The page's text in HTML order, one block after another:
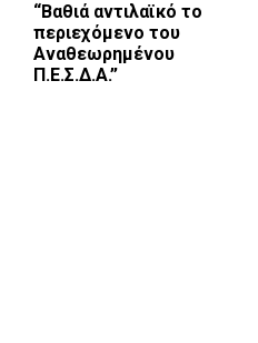
“Βαθιά αντιλαϊκό το
περιεχόμενο του
Αναθεωρημένου
Π.Ε.Σ.Δ.Α.”